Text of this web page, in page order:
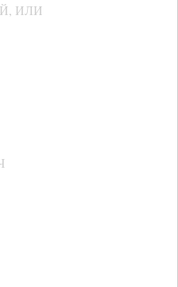
ИЛИ